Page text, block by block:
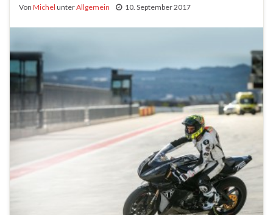
Von Michel unterAllgemein 10. September 2017